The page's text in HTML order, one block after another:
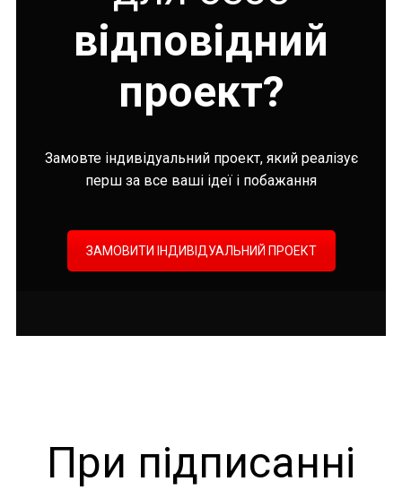
відповідний
проект?
Замовте індивідуальний проект, який реалізує
перш за все ваші ідеї і побажання
ЗАМОВИТИ ІНДИВІДУАЛЬНИЙ ПРОЕКТ
При підписанні